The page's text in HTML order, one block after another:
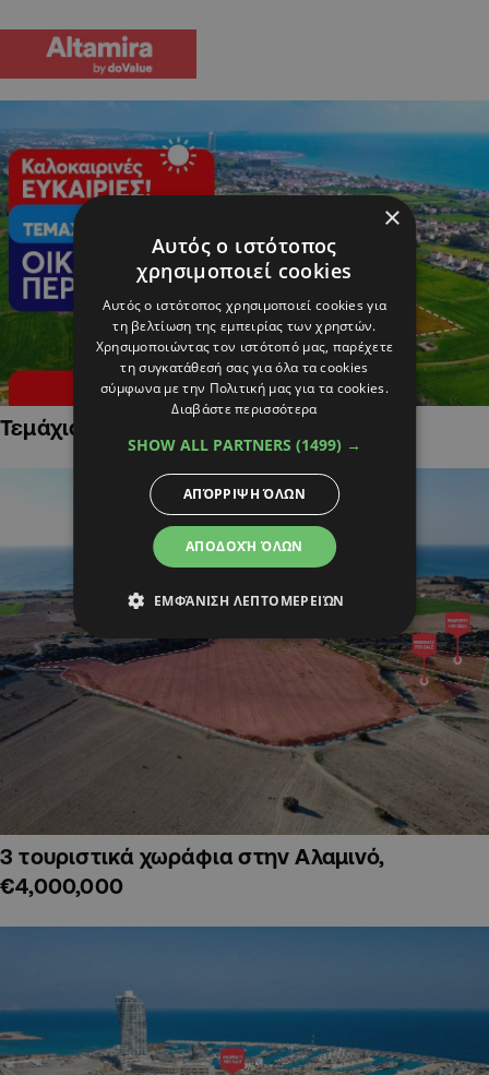
Τεμάχια Γης σε Οικιστικές Περιοχές
3 τουριστικά χωράφια στην Αλαμινό,
€4,000,000
×
Αυτός ο ιστότοπος
χρησιμοποιεί cookies
Αυτός ο ιστότοπος χρησιμοποιεί cookies για
τη βελτίωση της εμπειρίας των χρηστών.
Χρησιμοποιώντας τον ιστότοπό μας, παρέχετε
τη συγκατάθεσή σας για όλα τα cookies
σύμφωνα με την Πολιτική μας για τα cookies.
Διαβάστε περισσότερα
SHOW ALL PARTNERS (1499) →
ΑΠΟΔΟΧΉ ΌΛΩΝ
ΑΠΌΡΡΙΨΗ ΌΛΩΝ
ΕΜΦΆΝΙΣΗ ΛΕΠΤΟΜΕΡΕΙΏΝ